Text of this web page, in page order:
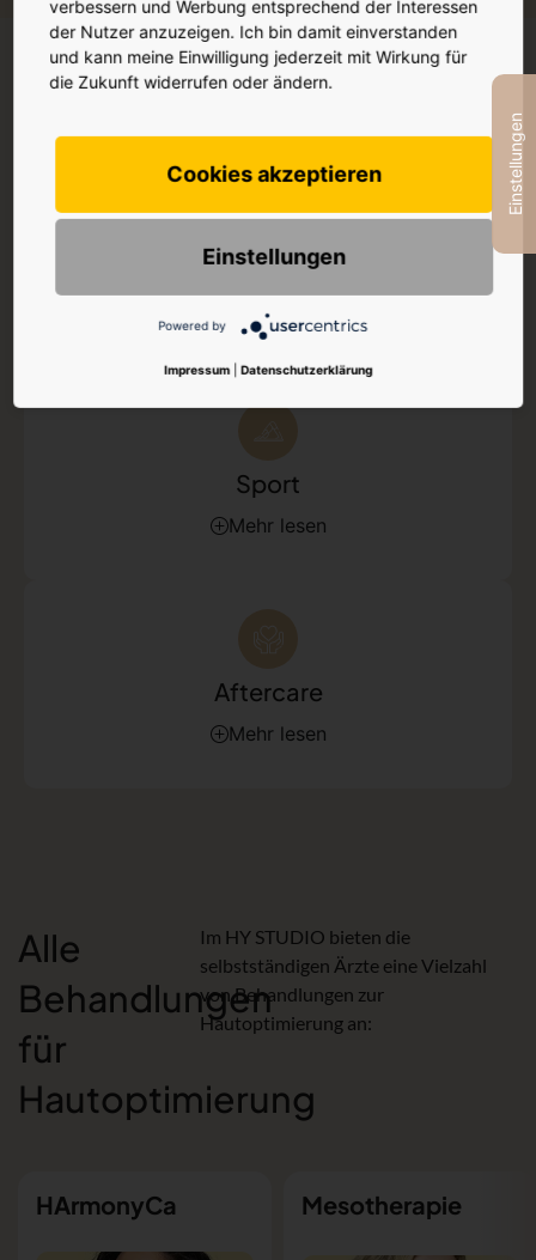
Mehr Hard Facts
Wirkung
Mehr lesen
Sport
Mehr lesen
Aftercare
Mehr lesen
Alle
Behandlungen
für
Hautoptimierung
Im HY STUDIO bieten die
selbstständigen Ärzte eine Vielzahl
von Behandlungen zur
Hautoptimierung an:
HArmonyCa Mesotherapie
Einstellungen
verbessern und Werbung entsprechend der Interessen
der Nutzer anzuzeigen. Ich bin damit einverstanden
und kann meine Einwilligung jederzeit mit Wirkung für
die Zukunft widerrufen oder ändern.
Cookies akzeptieren
Einstellungen
Powered by
Impressum Datenschutzerklärung